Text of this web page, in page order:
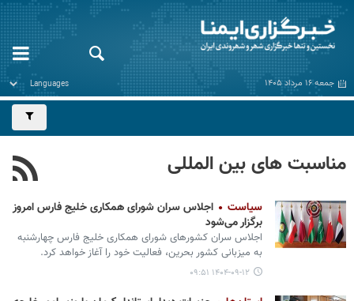
جمعه ۱۶ مرداد ۱۴۰۵
مناسبت های بین المللی
سیاست
اجلاس سران شورای همکاری خلیج فارس امروز
برگزار می‌شود
اجلاس سران کشورهای شورای همکاری خلیج فارس چهارشنبه
به میزبانی کشور بحرین، فعالیت خود را آغاز خواهد کرد.
۱۴۰۴-۰۹-۱۲ ۰۹:۵۱